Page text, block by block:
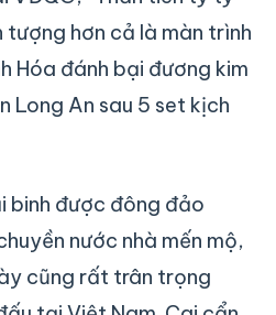
hơn cả là màn trình
Hóa đánh bại đương kim
Long An sau 5 set kịch
binh được đông đảo
nước nhà mến mộ,
cũng rất trân trọng